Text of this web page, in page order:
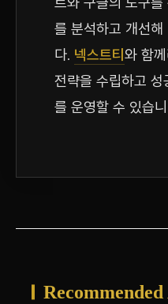
를 분석하고 개선해
다. 넥스트티 와 함
전략을 수립하고
를 운영할 수 있습